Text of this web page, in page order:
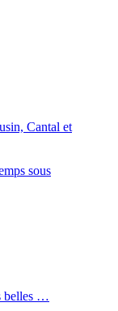
Cantal et
sous
belles …